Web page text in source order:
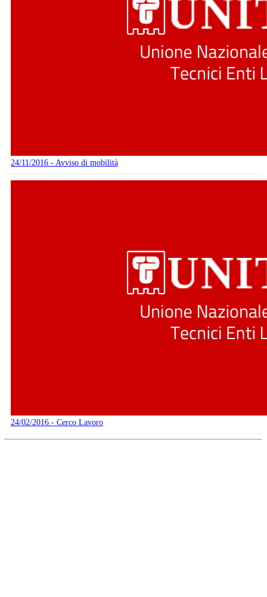
24/11/2016 - Avviso di mobilità
24/02/2016 - Cerco Lavoro